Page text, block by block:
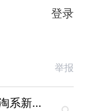
登录
举报
13.淘系推广标准化详解.13.淘系新品标准化打爆流程.mp4